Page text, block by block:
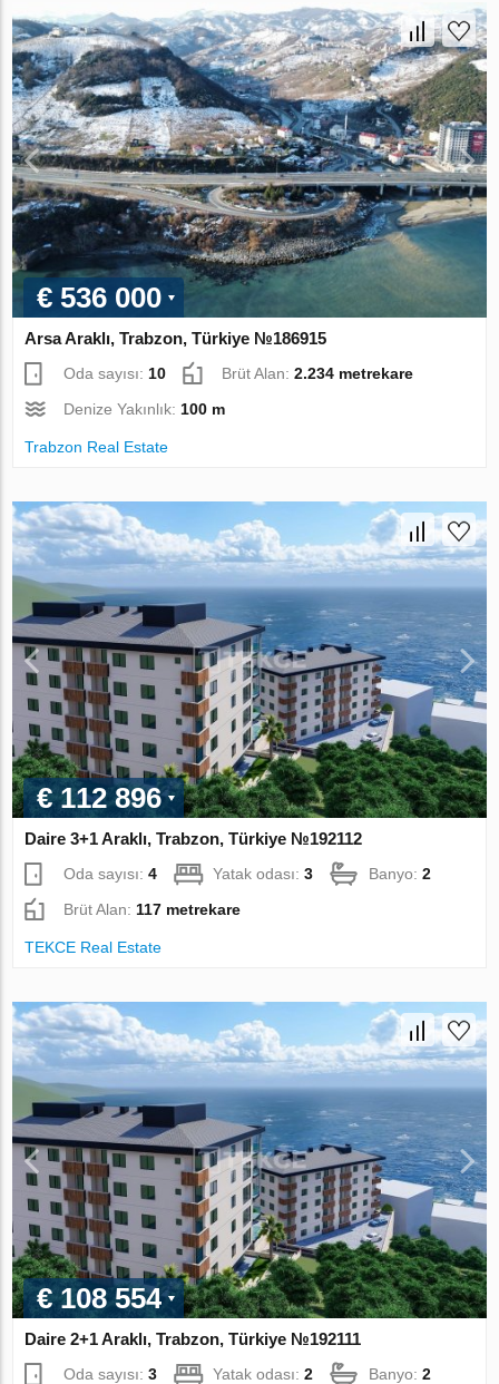
€ 536 000
Arsa Araklı, Trabzon, Türkiye №186915
Oda sayısı:10 Brüt Alan:2.234 metrekare
Denize Yakınlık:100 m
Trabzon Real Estate
€ 112 896
Daire 3+1 Araklı, Trabzon, Türkiye №192112
Oda sayısı:4 Yatak odası:3 Banyo:2
Brüt Alan: 117 metrekare
TEKCE Real Estate
€ 108 554
Daire 2+1 Araklı, Trabzon, Türkiye №192111
Oda sayısı:3 Yatak odası:2 Banyo:2